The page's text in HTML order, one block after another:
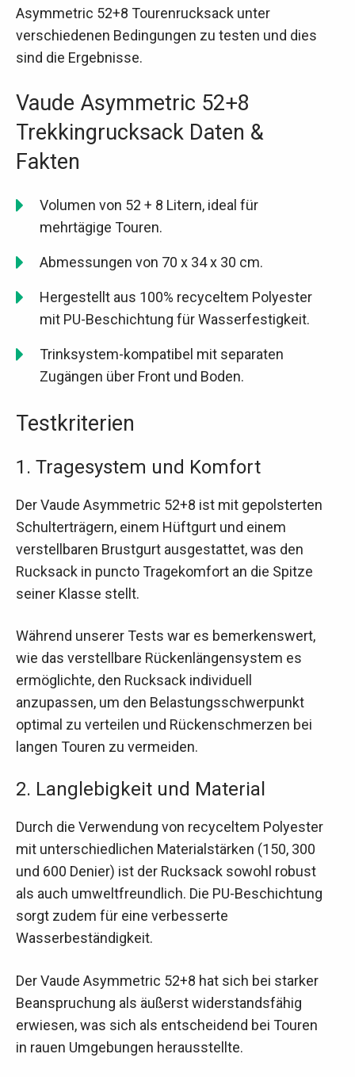
Asymmetric 52+8 Tourenrucksack unter
verschiedenen Bedingungen zu testen und dies
sind die Ergebnisse.
Vaude Asymmetric 52+8
Trekkingrucksack Daten &
Fakten
Volumen von 52 + 8 Litern, ideal für
mehrtägige Touren.
Abmessungen von 70 x 34 x 30 cm.
Hergestellt aus 100% recyceltem Polyester
mit PU-Beschichtung für Wasserfestigkeit.
Trinksystem-kompatibel mit separaten
Zugängen über Front und Boden.
Testkriterien
1. Tragesystem und Komfort
Der Vaude Asymmetric 52+8 ist mit gepolsterten
Schulterträgern, einem Hüftgurt und einem
verstellbaren Brustgurt ausgestattet, was den
Rucksack in puncto Tragekomfort an die Spitze
seiner Klasse stellt.
Während unserer Tests war es bemerkenswert,
wie das verstellbare Rückenlängensystem es
ermöglichte, den Rucksack individuell
anzupassen, um den Belastungsschwerpunkt
optimal zu verteilen und Rückenschmerzen bei
langen Touren zu vermeiden.
2. Langlebigkeit und Material
Durch die Verwendung von recyceltem Polyester
mit unterschiedlichen Materialstärken (150, 300
und 600 Denier) ist der Rucksack sowohl robust
als auch umweltfreundlich. Die PU-Beschichtung
sorgt zudem für eine verbesserte
Wasserbeständigkeit.
Der Vaude Asymmetric 52+8 hat sich bei starker
Beanspruchung als äußerst widerstandsfähig
erwiesen, was sich als entscheidend bei Touren
in rauen Umgebungen herausstellte.